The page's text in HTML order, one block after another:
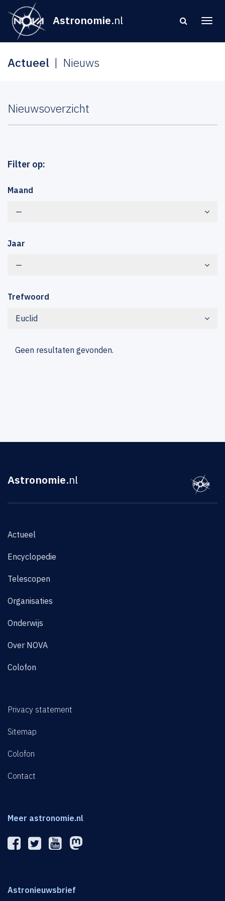
Astronomie.nl
Actueel Nieuws
Nieuwsoverzicht
Filter op:
Maand
—
Jaar
—
Trefwoord
Euclid
Geen resultaten gevonden.
Astronomie.nl
Actueel
Encyclopedie
Telescopen
Organisaties
Onderwijs
Over NOVA
Colofon
Privacy statement
Sitemap
Colofon
Contact
Meer astronomie.nl
Astronieuwsbrief